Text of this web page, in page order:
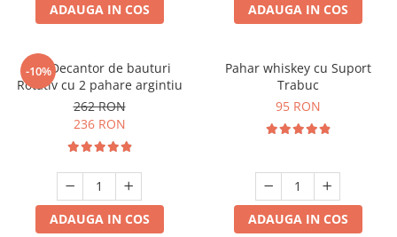
ADAUGA IN COS ADAUGA IN COS
-10%
Set Decantor de bauturi
Rotativ cu 2 pahare argintiu
262 RON
236 RON
ADAUGA IN COS
Pahar whiskey cu Suport
Trabuc
95 RON
ADAUGA IN COS